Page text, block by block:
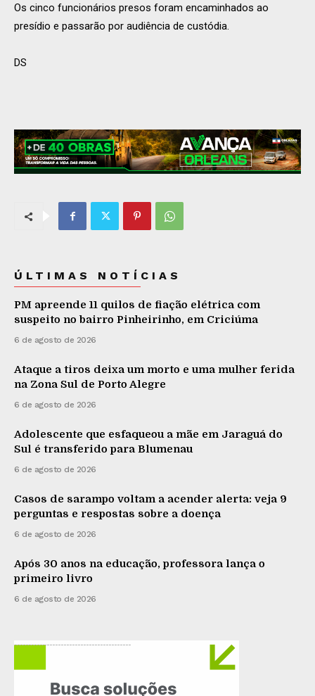
Os cinco funcionários presos foram encaminhados ao
presídio e passarão por audiência de custódia.
DS
ÚLTIMAS NOTÍCIAS
PM apreende 11 quilos de fiação elétrica com
suspeito no bairro Pinheirinho, em Criciúma
6 de agosto de 2026
Ataque a tiros deixa um morto e uma mulher ferida
na Zona Sul de Porto Alegre
6 de agosto de 2026
Adolescente que esfaqueou a mãe em Jaraguá do
Sul é transferido para Blumenau
6 de agosto de 2026
Casos de sarampo voltam a acender alerta: veja 9
perguntas e respostas sobre a doença
6 de agosto de 2026
Após 30 anos na educação, professora lança o
primeiro livro
6 de agosto de 2026